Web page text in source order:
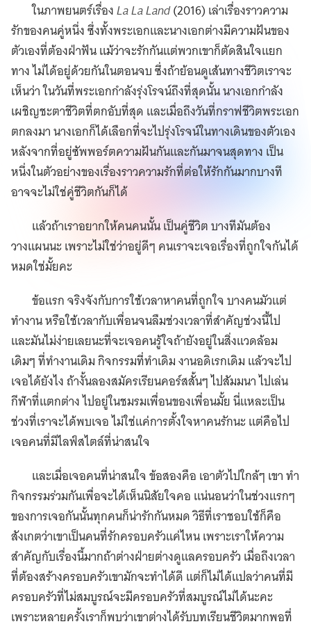
ในภาพยนตร์เรื่องLa La Land(2016) เล่าเรื่องราวความ
รักของคนคู่หนึ่ง ซึ่งทั้งพระเอกและนางเอกต่างมีความฝันของ
ตัวเองที่ต้องฝ่าฟัน แม้ว่าจะรักกันแต่พวกเขาก็ตัดสินใจแยก
ทาง ไม่ได้อยู่ด้วยกันในตอนจบ ซึ่งถ้าย้อนดูเส้นทางชีวิตเราจะ
เห็นว่า ในวันที่พระเอกกำลังรุ่งโรจน์ถึงที่สุดนั้น นางเอกกำลัง
เผชิญชะตาชีวิตที่ตกอับที่สุด และเมื่อถึงวันที่กราฟชีวิตพระเอก
ตกลงมา นางเอกก็ได้เลือกที่จะไปรุ่งโรจน์ในทางเดินของตัวเอง
หลังจากที่อยู่ซัพพอร์ตความฝันกันและกันมาจนสุดทาง เป็น
หนึ่งในตัวอย่างของเรื่องราวความรักที่ต่อให้รักกันมากบางที
อาจจะไม่ใช่คู่ชีวิตกันก็ได้
แล้วถ้าเราอยากให้คนคนนั้น เป็นคู่ชีวิต บางทีมันต้อง
วางแผนนะ เพราะไม่ใช่ว่าอยู่ดีๆ คนเราจะเจอเรื่องที่ถูกใจกันได้
หมดใช่มั้ยคะ
ข้อแรก จริงจังกับการใช้เวลาหาคนที่ถูกใจ บางคนมัวแต่
ทำงาน หรือใช้เวลากับเพื่อนจนลืมช่วงเวลาที่สำคัญช่วงนี้ไป
และมันไม่ง่ายเลยนะที่จะเจอคนรู้ใจถ้ายังอยู่ในสิ่งแวดล้อม
เดิมๆ ที่ทำงานเดิม กิจกรรมที่ทำเดิม งานอดิเรกเดิม แล้วจะไป
เจอได้ยังไง ถ้างั้นลองสมัครเรียนคอร์สสั้นๆ ไปสัมมนา ไปเล่น
กีฬาที่แตกต่าง ไปอยู่ในชมรมเพื่อนของเพื่อนมั้ย นี่แหละเป็น
ช่วงที่เราจะได้พบเจอ ไม่ใช่แค่การตั้งใจหาคนรักนะ แต่คือไป
เจอคนที่มีไลฟ์สไตล์ที่น่าสนใจ
และเมื่อเจอคนที่น่าสนใจ ข้อสองคือ เอาตัวไปใกล้ๆ เขา ทำ
กิจกรรมร่วมกันเพื่อจะได้เห็นนิสัยใจคอ แน่นอนว่าในช่วงแรกๆ
ของการเจอกันนั้นทุกคนก็น่ารักกันหมด วิธีที่เราชอบใช้ก็คือ
สังเกตว่าเขาเป็นคนที่รักครอบครัวแค่ไหน เพราะเราให้ความ
สำคัญกับเรื่องนี้มากถ้าต่างฝ่ายต่างดูแลครอบครัว เมื่อถึงเวลา
ที่ต้องสร้างครอบครัวเขามักจะทำได้ดี แต่ก็ไม่ได้แปลว่าคนที่มี
ครอบครัวที่ไม่สมบูรณ์จะมีครอบครัวที่สมบูรณ์ไม่ได้นะคะ
เพราะหลายครั้งเราก็พบว่าเขาต่างได้รับบทเรียนชีวิตมากพอที่